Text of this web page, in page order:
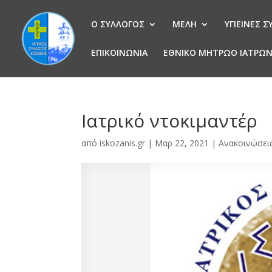
Ο ΣΥΛΛΟΓΟΣ ΜΕΛΗ ΥΓΙΕΙΝΕΣ
ΕΠΙΚΟΙΝΩΝΙΑ ΕΘΝΙΚΟ ΜΗΤΡΩΟ ΙΑΤΡΩΝ
Ιατρικό ντοκιμαντέρ
απόiskozanis.gr | Μαρ 22, 2021 |